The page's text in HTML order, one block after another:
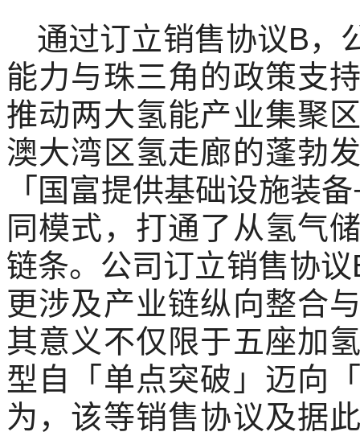
通过订立销售协议B，
能力与珠三角的政策支
推动两大氢能产业集聚
澳大湾区氢走廊的蓬勃
「国富提供基础设施装
同模式，打通了从氢气
链条。公司订立销售协
更涉及产业链纵向整合
其意义不仅限于五座加
型自「单点突破」迈向
为，该等销售协议及据